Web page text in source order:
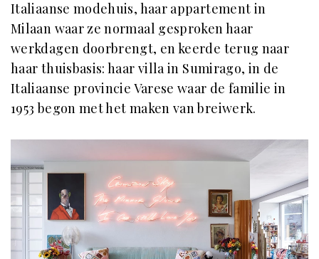
Italiaanse modehuis, haar appartement in
Milaan waar ze normaal gesproken haar
werkdagen doorbrengt, en keerde terug naar
haar thuisbasis: haar villa in Sumirago, in de
Italiaanse provincie Varese waar de familie in
1953 begon met het maken van breiwerk.